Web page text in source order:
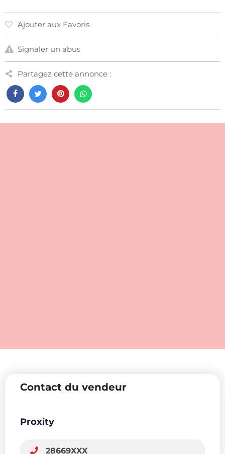
Ajouter aux Favoris
Signaler un abus
Partagez cette annonce :
Contact du vendeur
Proxity
28669XXX